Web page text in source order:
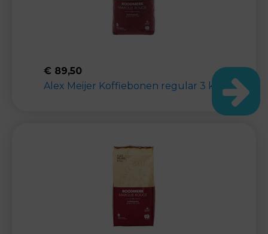
€ 89,50
Alex Meijer Koffiebonen regular 3 kilo